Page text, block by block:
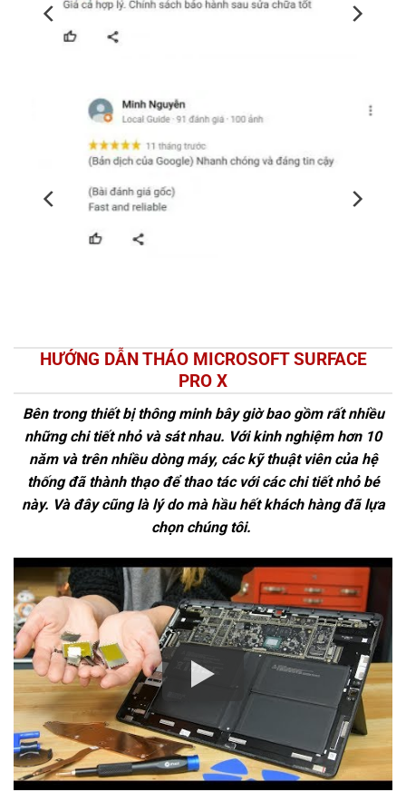
HƯỚNG DẪN THÁO MICROSOFT SURFACE
PRO X
Bên trong thiết bị thông minh bây giờ bao gồm rất nhiều
những chi tiết nhỏ và sát nhau. Với kinh nghiệm hơn 10
năm và trên nhiều dòng máy, các kỹ thuật viên của hệ
thống đã thành thạo để thao tác với các chi tiết nhỏ bé
này. Và đây cũng là lý do mà hầu hết khách hàng đã lựa
chọn chúng tôi.